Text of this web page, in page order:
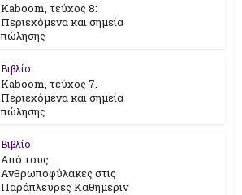
Kaboom, τεύχος 8:
Περιεχόμενα και σημεία
πώλησης
Βιβλίο
Kaboom, τεύχος 7.
Περιεχόμενα και σημεία
πώλησης
Βιβλίο
Από τους
Ανθρωποφύλακες στις
Παράπλευρες Καθημεριν